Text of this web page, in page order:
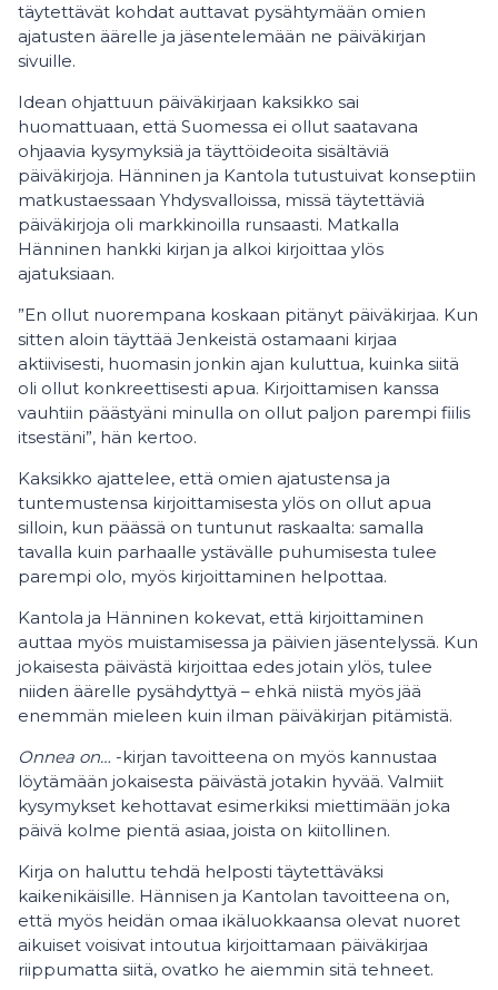
täytettävät kohdat auttavat pysähtymään omien
ajatusten äärelle ja jäsentelemään ne päiväkirjan
sivuille.
Idean ohjattuun päiväkirjaan kaksikko sai
huomattuaan, että Suomessa ei ollut saatavana
ohjaavia kysymyksiä ja täyttöideoita sisältäviä
päiväkirjoja. Hänninen ja Kantola tutustuivat konseptiin
matkustaessaan Yhdysvalloissa, missä täytettäviä
päiväkirjoja oli markkinoilla runsaasti. Matkalla
Hänninen hankki kirjan ja alkoi kirjoittaa ylös
ajatuksiaan.
”En ollut nuorempana koskaan pitänyt päiväkirjaa. Kun
sitten aloin täyttää Jenkeistä ostamaani kirjaa
aktiivisesti, huomasin jonkin ajan kuluttua, kuinka siitä
oli ollut konkreettisesti apua. Kirjoittamisen kanssa
vauhtiin päästyäni minulla on ollut paljon parempi fiilis
itsestäni”, hän kertoo.
Kaksikko ajattelee, että omien ajatustensa ja
tuntemustensa kirjoittamisesta ylös on ollut apua
silloin, kun päässä on tuntunut raskaalta: samalla
tavalla kuin parhaalle ystävälle puhumisesta tulee
parempi olo, myös kirjoittaminen helpottaa.
Kantola ja Hänninen kokevat, että kirjoittaminen
auttaa myös muistamisessa ja päivien jäsentelyssä. Kun
jokaisesta päivästä kirjoittaa edes jotain ylös, tulee
niiden äärelle pysähdyttyä – ehkä niistä myös jää
enemmän mieleen kuin ilman päiväkirjan pitämistä.
Onnea on… -kirjan tavoitteena on myös kannustaa
löytämään jokaisesta päivästä jotakin hyvää. Valmiit
kysymykset kehottavat esimerkiksi miettimään joka
päivä kolme pientä asiaa, joista on kiitollinen.
Kirja on haluttu tehdä helposti täytettäväksi
kaikenikäisille. Hännisen ja Kantolan tavoitteena on,
että myös heidän omaa ikäluokkaansa olevat nuoret
aikuiset voisivat intoutua kirjoittamaan päiväkirjaa
riippumatta siitä, ovatko he aiemmin sitä tehneet.